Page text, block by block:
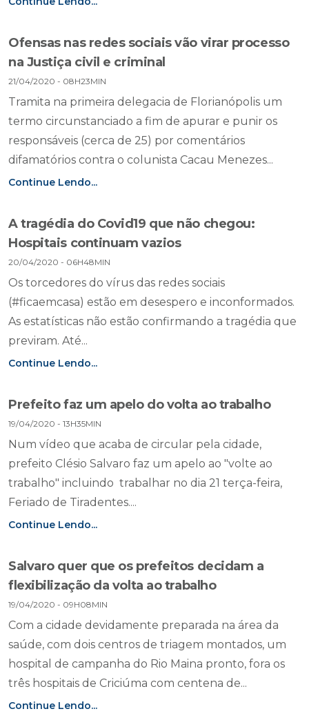
Ofensas nas redes sociais vão virar processo
na Justiça civil e criminal
21/04/2020 - 08H23MIN
Tramita na primeira delegacia de Florianópolis um
termo circunstanciado a fim de apurar e punir os
responsáveis (cerca de 25) por comentários
difamatórios contra o colunista Cacau Menezes...
Continue Lendo...
A tragédia do Covid19 que não chegou:
Hospitais continuam vazios
20/04/2020 - 06H48MIN
Os torcedores do vírus das redes sociais
(#ficaemcasa) estão em desespero e inconformados.
As estatísticas não estão confirmando a tragédia que
previram. Até...
Continue Lendo...
Prefeito faz um apelo do volta ao trabalho
19/04/2020 - 13H35MIN
Num vídeo que acaba de circular pela cidade,
prefeito Clésio Salvaro faz um apelo ao "volte ao
trabalho" incluindo trabalhar no dia 21 terça-feira,
Feriado de Tiradentes....
Continue Lendo...
Salvaro quer que os prefeitos decidam a
flexibilização da volta ao trabalho
19/04/2020 - 09H08MIN
Com a cidade devidamente preparada na área da
saúde, com dois centros de triagem montados, um
hospital de campanha do Rio Maina pronto, fora os
três hospitais de Criciúma com centena de...
Continue Lendo...